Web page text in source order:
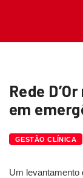
Rede
em
GESTÃO CLÍNICA
Um levantamento